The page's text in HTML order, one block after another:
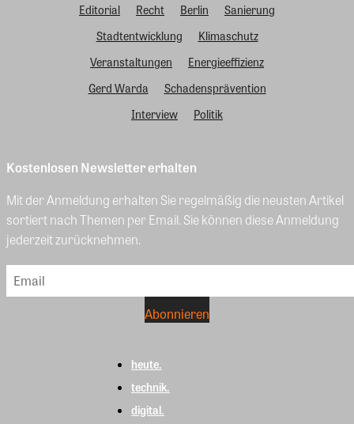
Editorial
Recht Berlin
Sanierung
Stadtentwicklung
Klimaschutz
Veranstaltungen
Energieeffizienz
Gerd Warda
Schadensprävention
Interview
Politik
Kostenlosen Newsletter erhalten
Mit der Anmeldung erhalten Sie regelmäßig die neusten Artikel
sortiert nach Themen per Email. Sie können diese Anmeldung
jederzeit zurücknehmen.
heute.
technik.
digital.